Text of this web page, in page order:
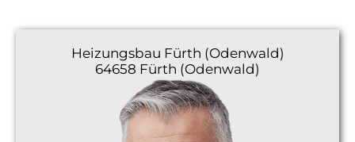
Heizungsbau Fürth (Odenwald)
64658 Fürth (Odenwald)